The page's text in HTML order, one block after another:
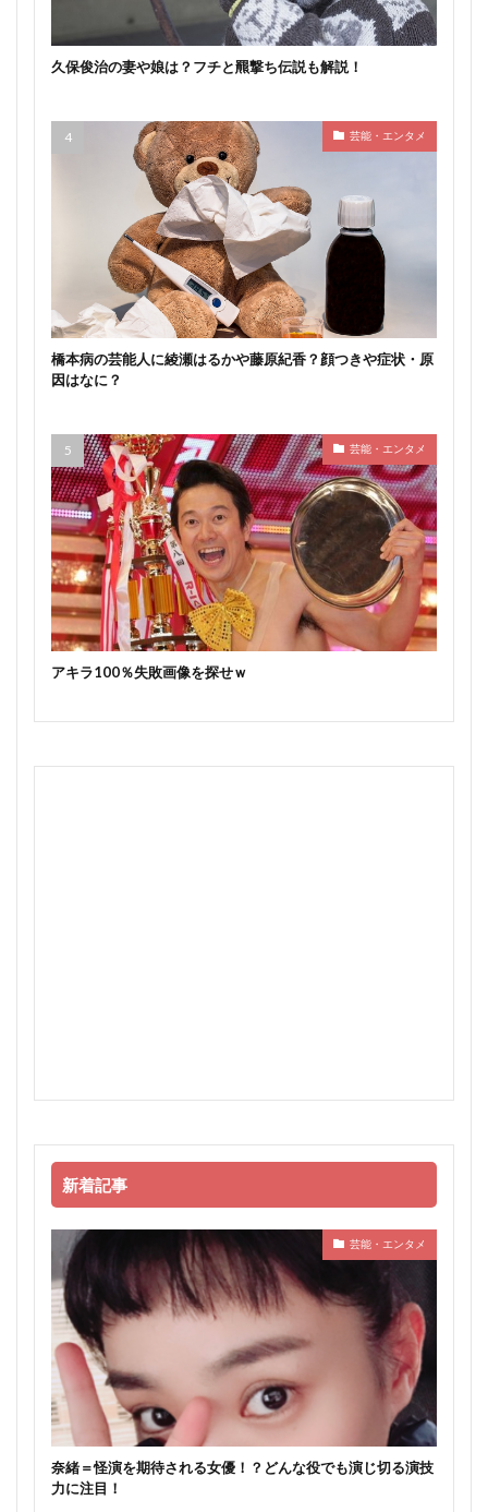
久保俊治の妻や娘は？フチと羆撃ち伝説も解説！
芸能・エンタメ
橋本病の芸能人に綾瀬はるかや藤原紀香？顔つきや症状・原
因はなに？
芸能・エンタメ
アキラ100％失敗画像を探せｗ
新着記事
芸能・エンタメ
奈緒＝怪演を期待される女優！？どんな役でも演じ切る演技
力に注目！